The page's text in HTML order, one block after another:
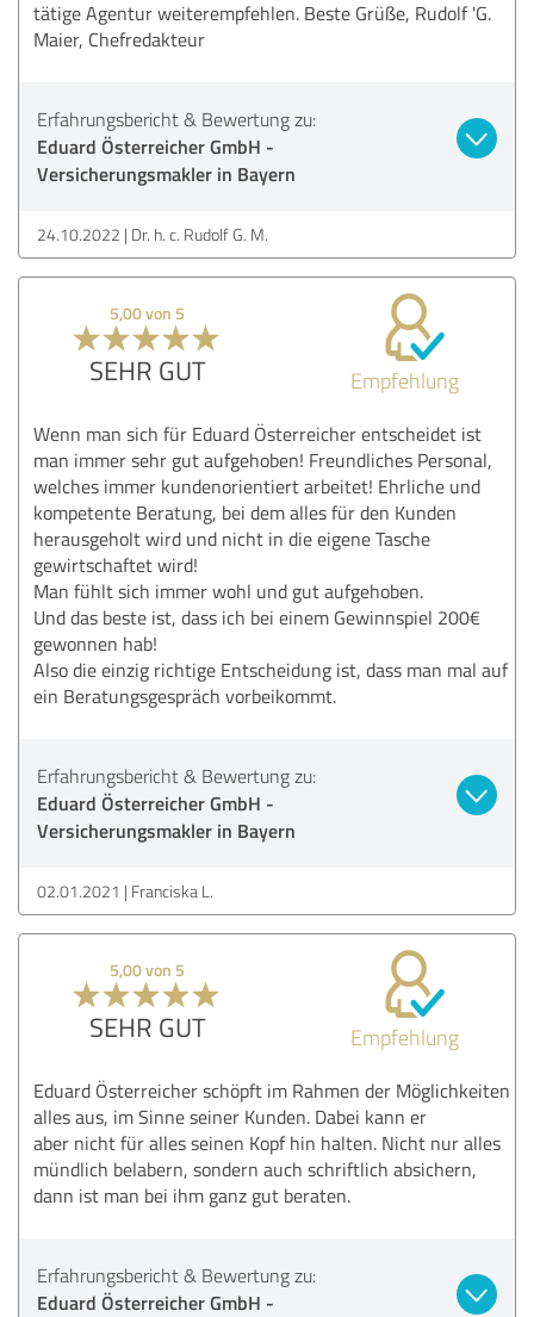
tätige Agentur weiterempfehlen. Beste Grüße, Rudolf 'G.
Maier, Chefredakteur
Erfahrungsbericht & Bewertung zu:
Eduard Österreicher GmbH -
Versicherungsmakler in Bayern
24.10.2022 Dr. h. c. Rudolf G. M.
5,00 von 5
SEHR GUT Empfehlung
Wenn man sich für Eduard Österreicher entscheidet ist
man immer sehr gut aufgehoben! Freundliches Personal,
welches immer kundenorientiert arbeitet! Ehrliche und
kompetente Beratung, bei dem alles für den Kunden
herausgeholt wird und nicht in die eigene Tasche
gewirtschaftet wird!
Man fühlt sich immer wohl und gut aufgehoben.
Und das beste ist, dass ich bei einem Gewinnspiel 200€
gewonnen hab!
Also die einzig richtige Entscheidung ist, dass man mal auf
ein Beratungsgespräch vorbeikommt.
Erfahrungsbericht & Bewertung zu:
Eduard Österreicher GmbH -
Versicherungsmakler in Bayern
02.01.2021 Franciska L.
5,00 von 5
SEHR GUT Empfehlung
Eduard Österreicher schöpft im Rahmen der Möglichkeiten
alles aus, im Sinne seiner Kunden. Dabei kann er
aber nicht für alles seinen Kopf hin halten. Nicht nur alles
mündlich belabern, sondern auch schriftlich absichern,
dann ist man bei ihm ganz gut beraten.
Erfahrungsbericht & Bewertung zu:
Eduard Österreicher GmbH -